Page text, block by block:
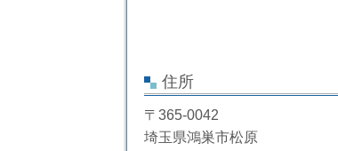
住所
〒365-0042
埼玉県鴻巣市松原